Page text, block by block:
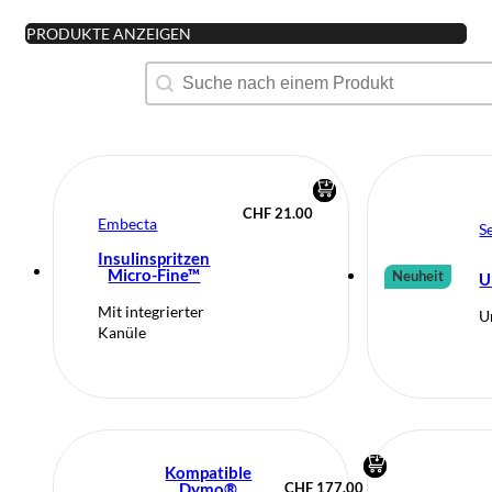
PRODUKTE ANZEIGEN
Produktsuche
Search content
Embecta
Insulinspritzen
Micro-Fine™
Mit integrierter
Kanüle
CHF 21.00
Neuheit
Kompatible
CHF 177.00